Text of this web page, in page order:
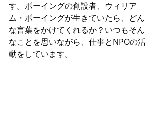
す。ボーイングの創設者、ウィリア
ム・ボーイングが生きていたら、どん
な言葉をかけてくれるか？いつもそん
なことを思いながら、仕事とNPOの活
動をしています。